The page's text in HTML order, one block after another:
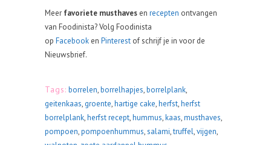
Meer favoriete musthaves en recepten ontvangen
van Foodinista? Volg Foodinista
op Facebook en Pinterest of schrijf je in voor de
Nieuwsbrief.
Tags: borrelen,borrelhapjes,borrelplank,
geitenkaas, groente,hartige cake,herfst,herfst
borrelplank,herfst recept,hummus,kaas,musthaves,
pompoen,pompoenhummus,salami,truffel,vijgen,